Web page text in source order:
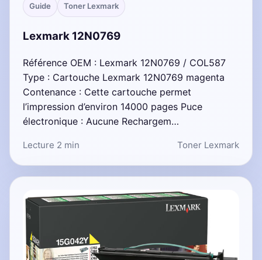
Guide Toner Lexmark
Lexmark 12N0769
Référence OEM : Lexmark 12N0769 / COL587
Type : Cartouche Lexmark 12N0769 magenta
Contenance : Cette cartouche permet
l’impression d’environ 14000 pages Puce
électronique : Aucune Rechargem…
Lecture 2 min Toner Lexmark